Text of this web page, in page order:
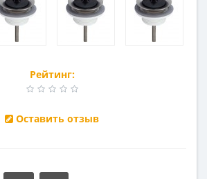
Рейтинг:
Оставить отзыв